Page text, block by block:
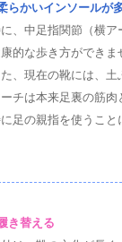
らかいインソールが
、中足指関節（横ア
的な歩き方ができま
、現在の靴には、土
チは本来足裏の筋肉
足の親指を使うこと
き替える